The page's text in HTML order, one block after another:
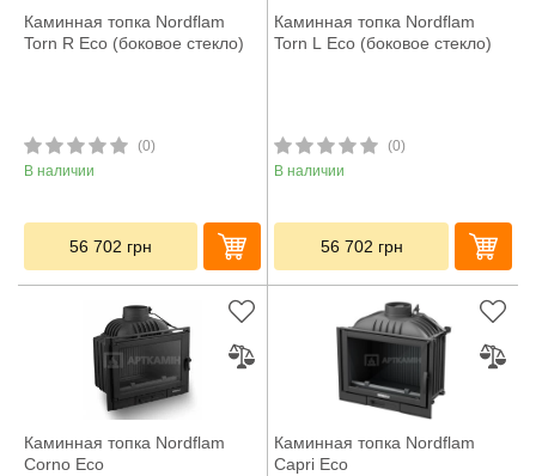
Каминная топка Nordflam
Torn R Eco (боковое стекло)
(0)
В наличии
56 702 грн
Каминная топка Nordflam
Torn L Eco (боковое стекло)
(0)
В наличии
56 702 грн
Каминная топка Nordflam
Corno Eco
Каминная топка Nordflam
Capri Eco